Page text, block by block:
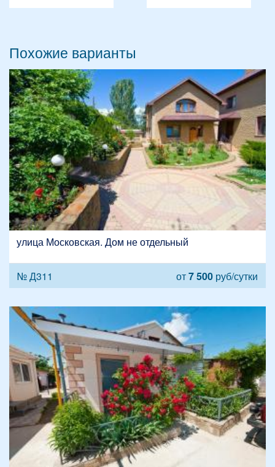
Похожие варианты
улица Московская. Дом не отдельный
№ Д311 от7 500 руб/сутки